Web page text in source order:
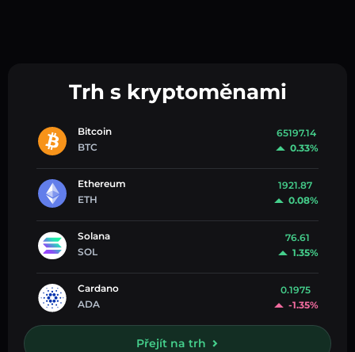
Trh s kryptoměnami
Bitcoin
BTC
65197.14
0.33%
Ethereum
ETH
1921.87
0.08%
Solana
SOL
76.61
1.35%
Cardano
ADA
0.1975
-1.35%
Přejít na trh